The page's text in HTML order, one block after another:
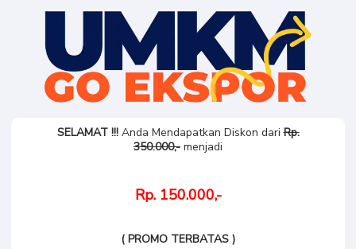
SELAMAT !!!Anda Mendapatkan Diskon dariRp.
350.000,- menjadi
Rp. 150.000,-
( PROMO TERBATAS )